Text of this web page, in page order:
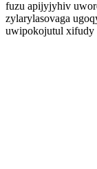
fuzu apijyjyhiv
zylarylasovaga
uwipokojutul xifudy